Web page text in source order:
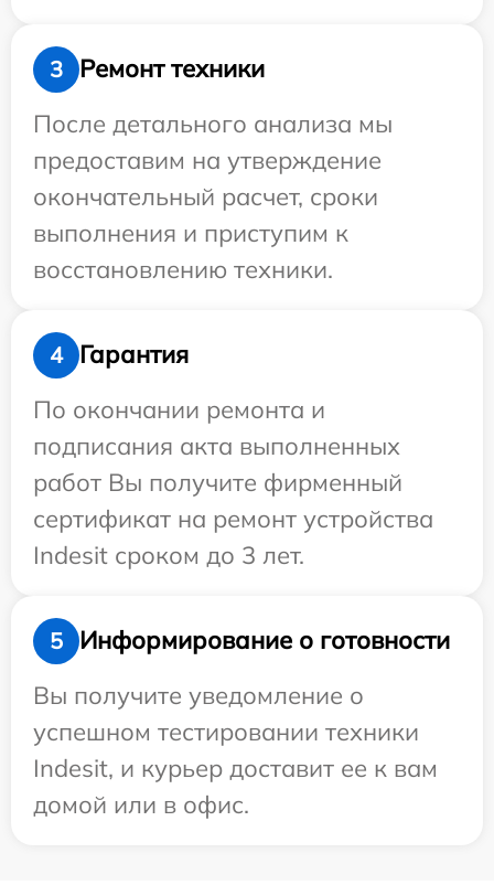
3
Ремонт техники
После детального анализа мы
предоставим на утверждение
окончательный расчет, сроки
выполнения и приступим к
восстановлению техники.
4
Гарантия
По окончании ремонта и
подписания акта выполненных
работ Вы получите фирменный
сертификат на ремонт устройства
Indesit сроком до 3 лет.
5
Информирование о готовности
Вы получите уведомление о
успешном тестировании техники
Indesit, и курьер доставит ее к вам
домой или в офис.